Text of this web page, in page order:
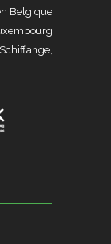
Belgique